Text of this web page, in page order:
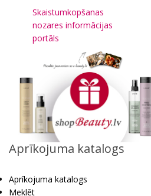
Skaistumkopšanas
nozares informācijas
portāls
Aprīkojuma katalogs
Aprīkojuma katalogs
Meklēt